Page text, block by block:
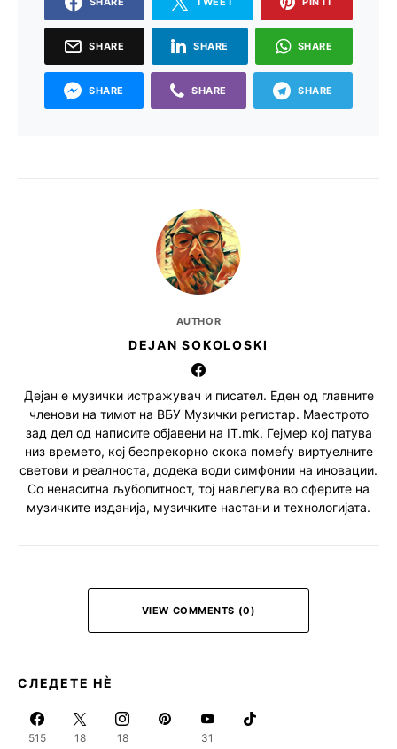
SHARE SHARE SHARE
SHARE SHARE SHARE
AUTHOR
DEJAN SOKOLOSKI
Дејан е музички истражувач и писател. Еден од главните
членови на тимот на ВБУ Музички регистар. Маестрото
зад дел од написите објавени на IT.mk. Гејмер кој патува
низ времето, кој беспрекорно скока помеѓу виртуелните
светови и реалноста, додека води симфонии на иновации.
Со ненаситна љубопитност, тој навлегува во сферите на
музичките изданија, музичките настани и технологијата.
VIEW COMMENTS (0)
СЛЕДЕТЕ НЀ
515 18 18 31